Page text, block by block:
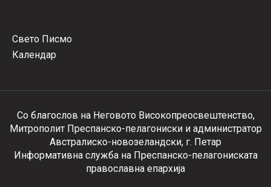
Свето Писмо
Календар
Со благослов на Неговото Високопреосвештенство,
Митрополит Преспанско-пелагониски и администратор
Австралиско-новозеландски, г. Петар
Информативна служба на Преспанско-пелагониската
православна епархија